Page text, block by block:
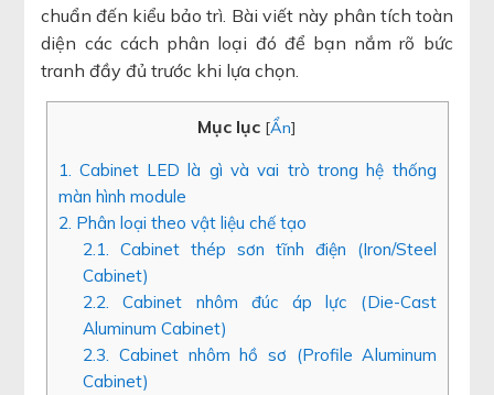
chuẩn đến kiểu bảo trì. Bài viết này phân tích toàn
diện các cách phân loại đó để bạn nắm rõ bức
tranh đầy đủ trước khi lựa chọn.
Mục lục [Ẩn]
1. Cabinet LED là gì và vai trò trong hệ thống
màn hình module
2. Phân loại theo vật liệu chế tạo
2.1. Cabinet thép sơn tĩnh điện (Iron/Steel
Cabinet)
2.2. Cabinet nhôm đúc áp lực (Die-Cast
Aluminum Cabinet)
2.3. Cabinet nhôm hồ sơ (Profile Aluminum
Cabinet)